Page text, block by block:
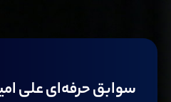
سوابق حرفه‌ای علی